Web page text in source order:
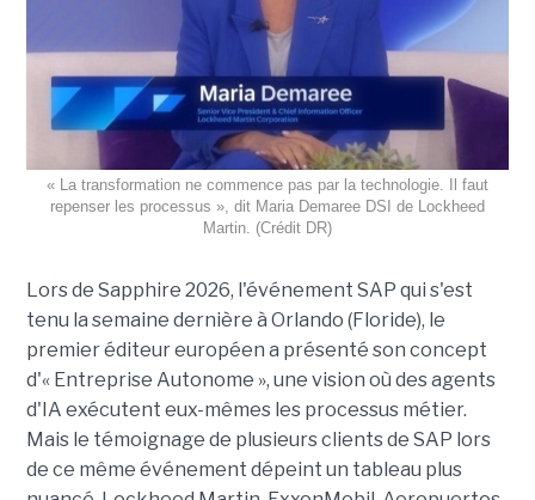
« La transformation ne commence pas par la technologie. Il faut
repenser les processus », dit Maria Demaree DSI de Lockheed
Martin. (Crédit DR)
Lors de Sapphire 2026, l'événement SAP qui s'est
tenu la semaine dernière à Orlando (Floride), le
premier éditeur européen a présenté son concept
d'« Entreprise Autonome », une vision où des agents
d'IA exécutent eux-mêmes les processus métier.
Mais le témoignage de plusieurs clients de SAP lors
de ce même événement dépeint un tableau plus